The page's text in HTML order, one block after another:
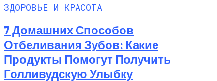
ЗДОРОВЬЕ И КРАСОТА
7 Домашних Способов
Отбеливания Зубов: Какие
Продукты Помогут Получить
Голливудскую Улыбку